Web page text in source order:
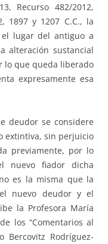
Recurso 482/2012,
1897 y 1207 C.C., la
lugar del antiguo a
alteración sustancial
lo que queda liberado
expresamente esa
deudor se considere
extintiva, sin perjuicio
previamente, por lo
nuevo fiador dicha
es la misma que la
nuevo deudor y el
la Profesora María
los “Comentarios al
Bercovitz Rodríguez-